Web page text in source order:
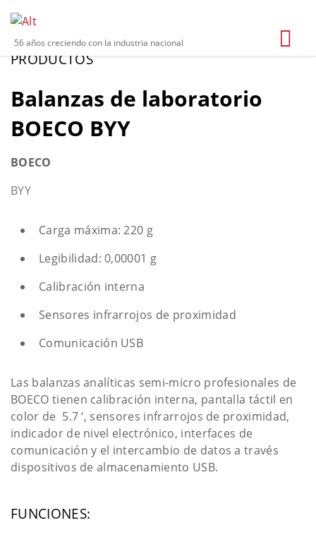
56 años creciendo con la industria nacional
PRODUCTOS
Balanzas de laboratorio
BOECO BYY
BOECO
BYY
Carga máxima: 220 g
Legibilidad: 0,00001 g
Calibración interna
Sensores infrarrojos de proximidad
Comunicación USB
Las balanzas analíticas semi-micro profesionales de
BOECO tienen calibración interna, pantalla táctil en
color de 5.7 ‘, sensores infrarrojos de proximidad,
indicador de nivel electrónico, interfaces de
comunicación y el intercambio de datos a través
dispositivos de almacenamiento USB.
FUNCIONES: